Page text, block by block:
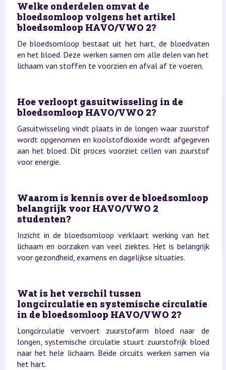
Welke onderdelen omvat de
bloedsomloop volgens het artikel
bloedsomloop HAVO/VWO 2?
De bloedsomloop bestaat uit het hart, de bloedvaten
en het bloed. Deze werken samen om alle delen van het
lichaam van stoffen te voorzien en afval af te voeren.
Hoe verloopt gasuitwisseling in de
bloedsomloop HAVO/VWO 2?
Gasuitwisseling vindt plaats in de longen waar zuurstof
wordt opgenomen en koolstofdioxide wordt afgegeven
aan het bloed. Dit proces voorziet cellen van zuurstof
voor energie.
Waarom is kennis over de bloedsomloop
belangrijk voor HAVO/VWO 2
studenten?
Inzicht in de bloedsomloop verklaart werking van het
lichaam en oorzaken van veel ziektes. Het is belangrijk
voor gezondheid, examens en dagelijkse situaties.
Wat is het verschil tussen
longcirculatie en systemische circulatie
in de bloedsomloop HAVO/VWO 2?
Longcirculatie vervoert zuurstofarm bloed naar de
longen, systemische circulatie stuurt zuurstofrijk bloed
naar het hele lichaam. Beide circuits werken samen via
het hart.